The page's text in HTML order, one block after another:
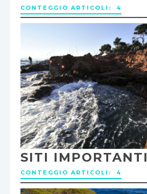
CONTEGGIO ARTICOLI: 4
SITI IMPORTANTI
CONTEGGIO ARTICOLI: 4